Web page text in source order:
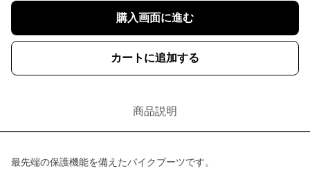
購入画面に進む
カートに追加する
商品説明
最先端の保護機能を備えたバイクブーツです。